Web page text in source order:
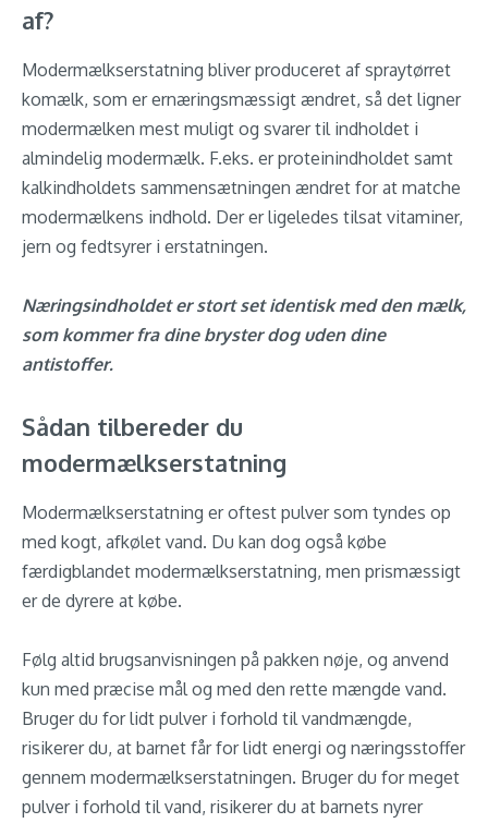
af?
Modermælkserstatning bliver produceret af spraytørret
komælk, som er ernæringsmæssigt ændret, så det ligner
modermælken mest muligt og svarer til indholdet i
almindelig modermælk. F.eks. er proteinindholdet samt
kalkindholdets sammensætningen ændret for at matche
modermælkens indhold. Der er ligeledes tilsat vitaminer,
jern og fedtsyrer i erstatningen.
Næringsindholdet er stort set identisk med den mælk,
som kommer fra dine bryster dog uden dine
antistoffer.
Sådan tilbereder du
modermælkserstatning
Modermælkserstatning er oftest pulver som tyndes op
med kogt, afkølet vand. Du kan dog også købe
færdigblandet modermælkserstatning, men prismæssigt
er de dyrere at købe.
Følg altid brugsanvisningen på pakken nøje, og anvend
kun med præcise mål og med den rette mængde vand.
Bruger du for lidt pulver i forhold til vandmængde,
risikerer du, at barnet får for lidt energi og næringsstoffer
gennem modermælkserstatningen. Bruger du for meget
pulver i forhold til vand, risikerer du at barnets nyrer